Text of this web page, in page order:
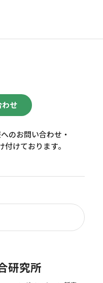
わせ
のお問い合わせ・
けております。
研究所